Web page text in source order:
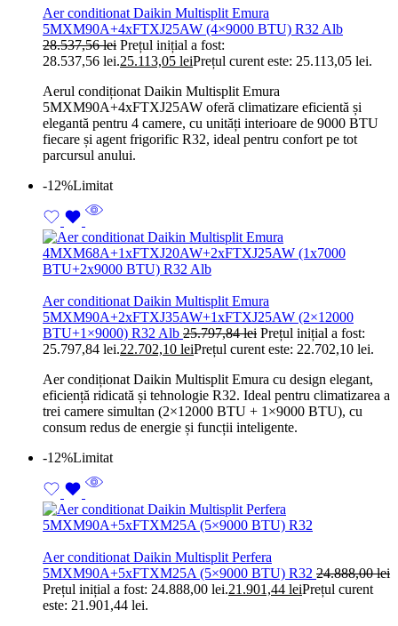
Aer conditionat Daikin Multisplit Emura
5MXM90A+4xFTXJ25AW (4×9000 BTU) R32 Alb
28.537,56lei Prețul inițial a fost:
28.537,56 lei.25.113,05 leiPrețul curent este: 25.113,05 lei.
Aerul condiționat Daikin Multisplit Emura
5MXM90A+4xFTXJ25AW oferă climatizare eficientă și
elegantă pentru 4 camere, cu unități interioare de 9000 BTU
fiecare și agent frigorific R32, ideal pentru confort pe tot
parcursul anului.
-12%Limitat
Aer conditionat Daikin Multisplit Emura
5MXM90A+2xFTXJ35AW+1xFTXJ25AW (2×12000
BTU+1×9000) R32 Alb 25.797,84lei Prețul inițial a fost:
25.797,84 lei.22.702,10 leiPrețul curent este: 22.702,10 lei.
Aer condiționat Daikin Multisplit Emura cu design elegant,
eficiență ridicată și tehnologie R32. Ideal pentru climatizarea a
trei camere simultan (2×12000 BTU + 1×9000 BTU), cu
consum redus de energie și funcții inteligente.
-12%Limitat
Aer conditionat Daikin Multisplit Perfera
5MXM90A+5xFTXM25A (5×9000 BTU) R32 24.888,00lei
Prețul inițial a fost: 24.888,00 lei.21.901,44 leiPrețul curent
este: 21.901,44 lei.